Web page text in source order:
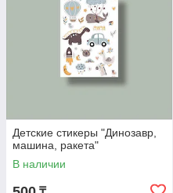
Детские стикеры "Динозавр,
машина, ракета"
В наличии